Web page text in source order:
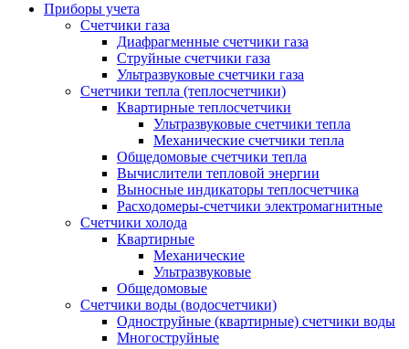
Приборы учета
Счетчики газа
Диафрагменные счетчики газа
Струйные счетчики газа
Ультразвуковые счетчики газа
Счетчики тепла (теплосчетчики)
Квартирные теплосчетчики
Ультразвуковые счетчики тепла
Механические счетчики тепла
Общедомовые счетчики тепла
Вычислители тепловой энергии
Выносные индикаторы теплосчетчика
Расходомеры-счетчики электромагнитные
Счетчики холода
Квартирные
Механические
Ультразвуковые
Общедомовые
Счетчики воды (водосчетчики)
Одноструйные (квартирные) счетчики воды
Многоструйные